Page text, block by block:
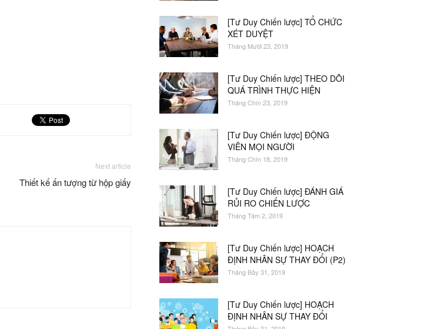
Next article
Thiết kế ấn tượng từ hộp giấy
[Tư Duy Chiến lược] TỔ CHỨC
XÉT DUYỆT
Tháng Mười 23, 2019
[Tư Duy Chiến lược] THEO DÕI
QUÁ TRÌNH THỰC HIỆN
Tháng Chín 23, 2019
[Tư Duy Chiến lược] ĐỘNG
VIÊN MỌI NGƯỜI
Tháng Chín 18, 2019
[Tư Duy Chiến lược] ĐÁNH GIÁ
RỦI RO CHIẾN LƯỢC
Tháng Tám 2, 2019
[Tư Duy Chiến lược] HOẠCH
ĐỊNH NHÂN SỰ THAY ĐỔI (P2)
Tháng Bảy 31, 2019
[Tư Duy Chiến lược] HOẠCH
ĐỊNH NHÂN SỰ THAY ĐỔI